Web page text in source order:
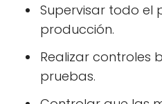
Supervisar todo el
producción.
Realizar controles
pruebas.